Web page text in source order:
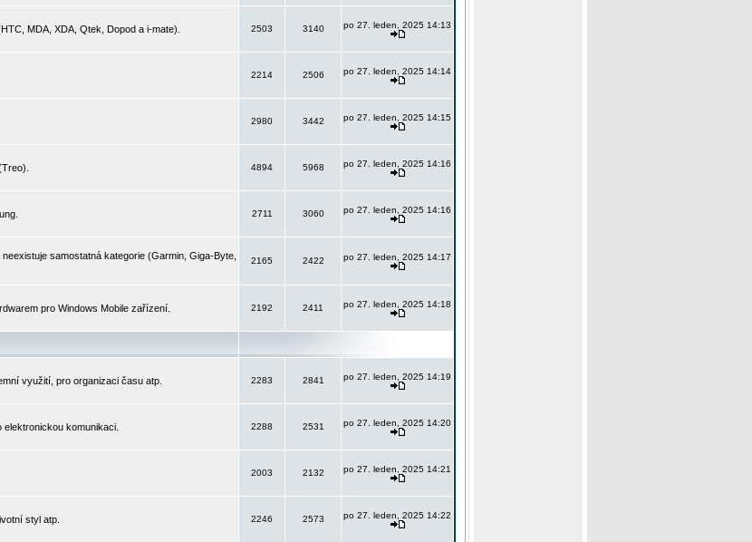
MDA, XDA, Qtek, Dopod a i-mate).
2503 3140 po 27. leden, 2025 14:13
2214 2506 po 27. leden, 2025 14:14
2980 3442 po 27. leden, 2025 14:15
4894 5968 po 27. leden, 2025 14:16
2711 3060 po 27. leden, 2025 14:16
samostatná kategorie (Garmin, Giga-Byte,
2165 2422 po 27. leden, 2025 14:17
pro Windows Mobile zařízení.
2192 2411 po 27. leden, 2025 14:18
využití, pro organizaci času atp.
2283 2841 po 27. leden, 2025 14:19
komunikaci.
2288 2531 po 27. leden, 2025 14:20
2003 2132 po 27. leden, 2025 14:21
styl atp.
2246 2573 po 27. leden, 2025 14:22